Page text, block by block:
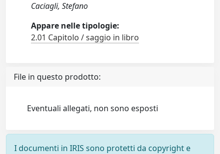
Caciagli, Stefano
Appare nelle tipologie:
2.01 Capitolo / saggio in libro
File in questo prodotto:
Eventuali allegati, non sono esposti
I documenti in IRIS sono protetti da copyright e